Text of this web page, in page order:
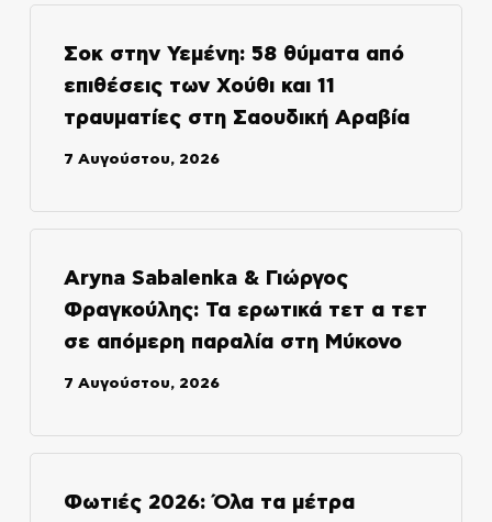
Σοκ στην Υεμένη: 58 θύματα από
επιθέσεις των Χούθι και 11
τραυματίες στη Σαουδική Αραβία
7 Αυγούστου, 2026
Aryna Sabalenka & Γιώργος
Φραγκούλης: Τα ερωτικά τετ α τετ
σε απόμερη παραλία στη Μύκονο
7 Αυγούστου, 2026
Φωτιές 2026: Όλα τα μέτρα